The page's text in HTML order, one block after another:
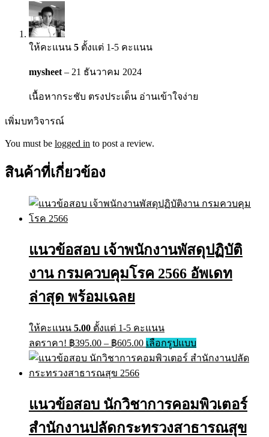
ให้คะแนน 5 ตั้งแต่ 1-5 คะแนน
mysheet – 21 ธันวาคม 2024
เนื้อหากระชับ ตรงประเด็น อ่านเข้าใจง่าย
เพิ่มบทวิจารณ์
You must be logged in to post a review.
สินค้าที่เกี่ยวข้อง
แนวข้อสอบ เจ้าพนักงานพัสดุปฏิบัติ
งาน กรมควบคุมโรค 2566 อัพเดท
ล่าสุด พร้อมเฉลย
ให้คะแนน 5.00 ตั้งแต่ 1-5 คะแนน
ลดราคา! ฿395.00 – ฿605.00 เลือกรูปแบบ
แนวข้อสอบ นักวิชาการคอมพิวเตอร์
สำนักงานปลัดกระทรวงสาธารณสุข